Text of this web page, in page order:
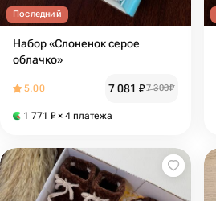
Последний
Набор «Слоненок серое
облачко»
5.00 7 081 ₽7 300₽
1 771 ₽ × 4 платежа